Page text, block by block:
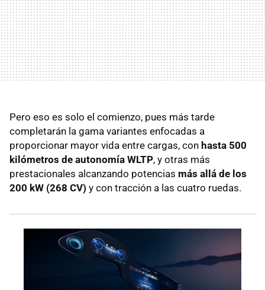
Pero eso es solo el comienzo, pues más tarde
completarán la gama variantes enfocadas a
proporcionar mayor vida entre cargas, con hasta 500
kilómetros de autonomía WLTP, y otras más
prestacionales alcanzando potencias más allá de los
200 kW (268 CV) y con tracción a las cuatro ruedas.